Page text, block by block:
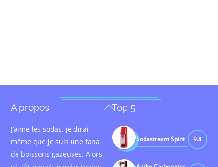
Back
Top
A propos
J’aime les sodas, je dirai
même que je suis une fana
de boissons gazeuses. Alors,
Top 5
Sodastream Spirit 9.8